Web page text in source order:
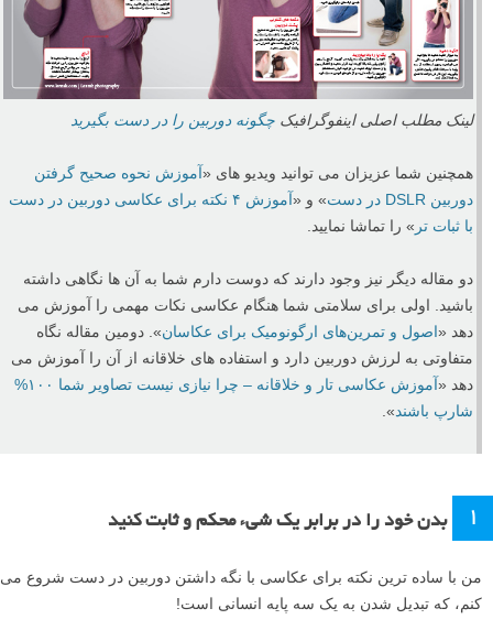
لینک مطلب اصلی اینفوگرافیک چگونه دوربین را در دست بگیرید
همچنین شما عزیزان می توانید ویدیو های «آموزش نحوه صحیح گرفتن
دوربین DSLR در دست
» و «
آموزش ۴ نکته برای عکاسی دوربین در دست
با ثبات تر » را تماشا نمایید.
دو مقاله دیگر نیز وجود دارند که دوست دارم شما به آن ها نگاهی داشته
باشید. اولی برای سلامتی شما هنگام عکاسی نکات مهمی را آموزش می
دهد «اصول و تمرین‌های ارگونومیک برای عکاسان». دومین مقاله نگاه
متفاوتی به لرزش دوربین دارد و استفاده های خلاقانه از آن را آموزش می
دهد «
آموزش عکاسی تار و خلاقانه – چرا نیازی نیست تصاویر شما ۱۰۰%
شارپ باشند».
۱ بدن خود را در برابر یک شیء محکم و ثابت کنید
من با ساده ترین نکته برای عکاسی با نگه داشتن دوربین در دست شروع می
کنم، که تبدیل شدن به یک سه پایه انسانی است!